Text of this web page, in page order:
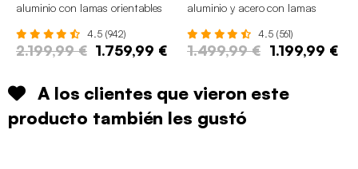
aluminio con lamas orientables
4.5 (942)
2.199,99 € 1.759,99 €
aluminio y acero con lamas
4.5 (561)
1.499,99 € 1.199,99 €
A los clientes que vieron este
producto también les gustó